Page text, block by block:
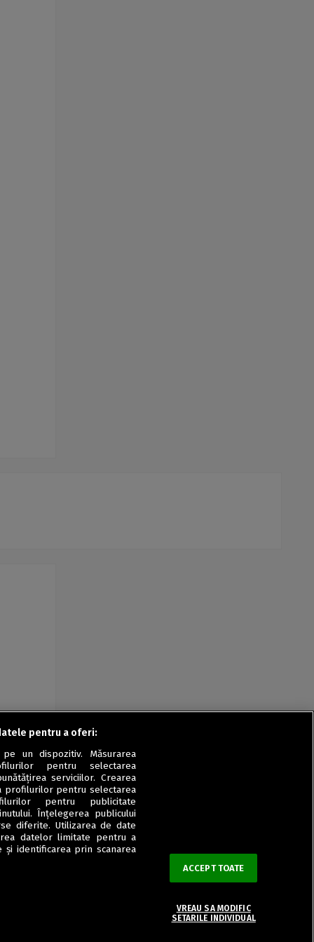
pentru a oferi:
un dispozitiv. Măsurarea
pentru selectarea
serviciilor. Crearea
profilurilor pentru selectarea
pentru publicitate
Înțelegerea publicului
diferite. Utilizarea de date
datelor limitate pentru a
și identificarea prin scanarea
ACCEPT TOATE
VREAU SA MODIFIC
SETARILE INDIVIDUAL